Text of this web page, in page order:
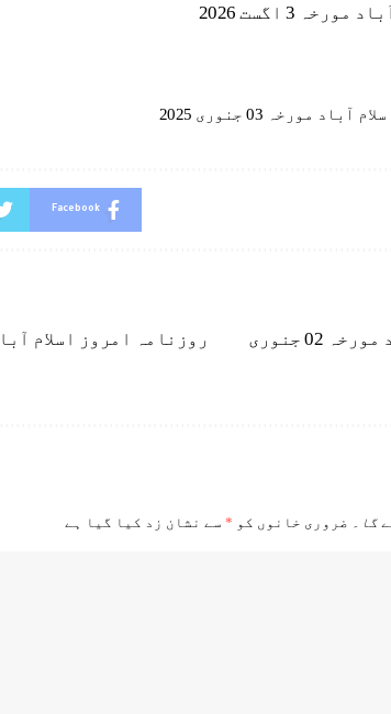
3 اگست 2026
مورخہ 03 جنوری 2025
Facebook
روزنامہ امروز اسلام آباد مورخہ 02 جنوری
گا۔ ضروری خانوں کو * سے نشان زد کیا گیا ہے